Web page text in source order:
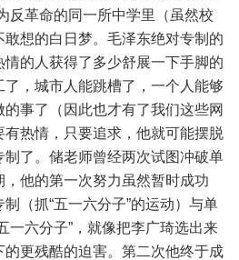
反革命的同一所中学里（虽然校
想的白日梦。毛泽东绝对专制的
的人获得了多少舒展一下手脚的
，城市人能跳槽了，一个人能够
事了（因此也才有了我们这些网
有热情，只要追求，他就可能摆脱
了。储老师曾经两次试图冲破单
他的第一次努力虽然暂时成功
（抓“五一六分子”的运动）与单
一六分子”，就像把李广琦选出来
更残酷的迫害。第二次他终于成